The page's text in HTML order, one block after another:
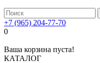
+7 (965) 204-77-70
0
Ваша корзина пуста!
КАТАЛОГ